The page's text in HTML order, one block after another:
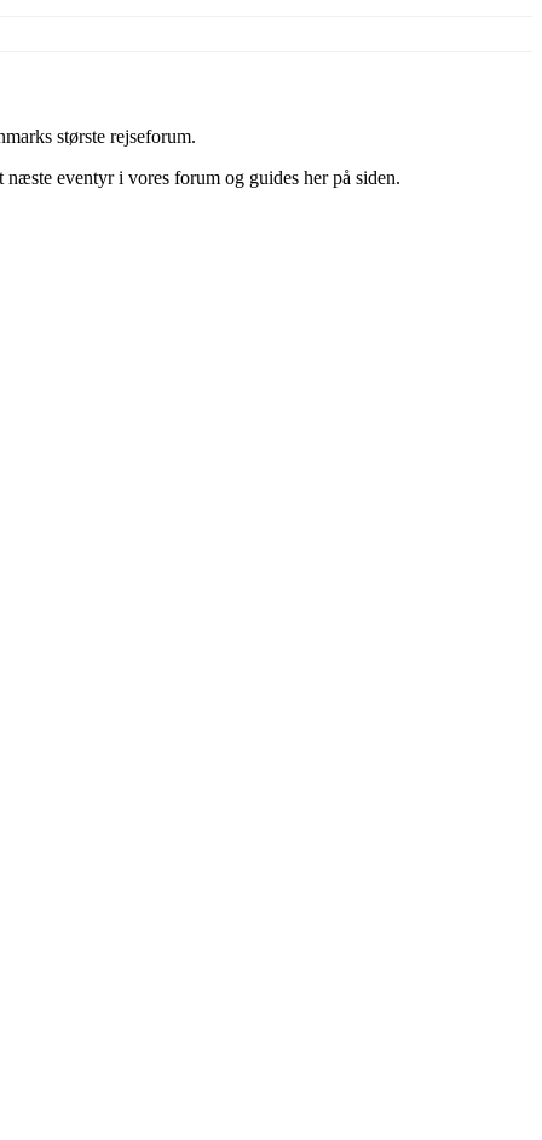
største rejseforum.
eventyr i vores forum og guides her på siden.